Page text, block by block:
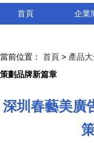
首頁 企業
當前位置： 首頁 > 產品
策劃品牌新篇章
深圳春藝美廣